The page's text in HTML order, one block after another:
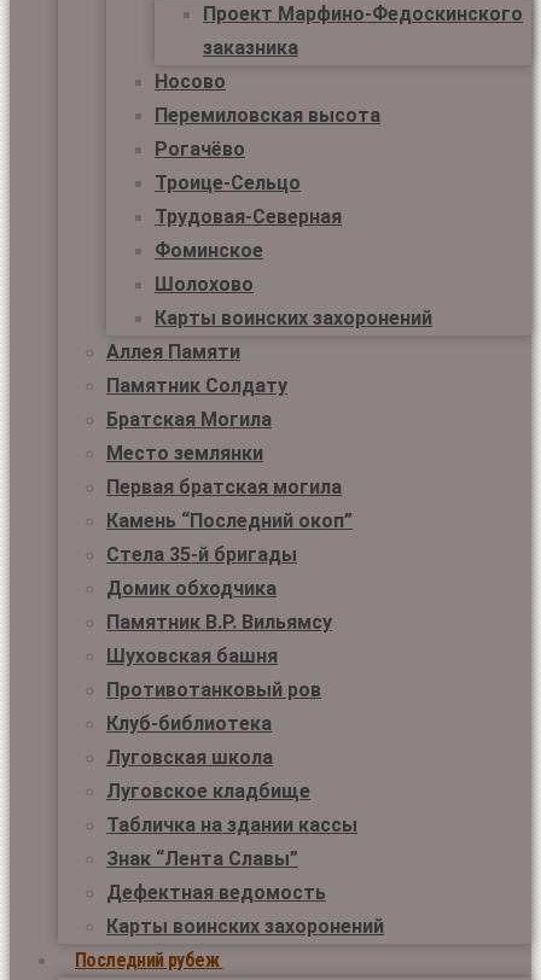
Проект Марфино-Федоскинского
заказника
Носово
Перемиловская высота
Рогачёво
Троице-Сельцо
Трудовая-Северная
Фоминское
Шолохово
Карты воинских захоронений
Аллея Памяти
Памятник Солдату
Братская Могила
Место землянки
Первая братская могила
Камень “Последний окоп”
Стела 35-й бригады
Домик обходчика
Памятник В.Р. Вильямсу
Шуховская башня
Противотанковый ров
Клуб-библиотека
Луговская школа
Луговское кладбище
Табличка на здании кассы
Знак “Лента Славы”
Дефектная ведомость
Карты воинских захоронений
Последний рубеж